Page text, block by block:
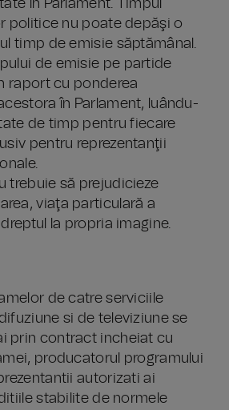
în Parlament. Timpul
politice nu poate depăşi o
timp de emisie săptămânal.
de emisie pe partide
raport cu ponderea
în Parlament, luându-
de timp pentru fiecare
pentru reprezentanţii
trebuie să prejudicieze
viaţa particulară a
la propria imagine.
de catre serviciile
si de televiziune se
prin contract incheiat cu
producatorul programului
autorizati ai
stabilite de normele